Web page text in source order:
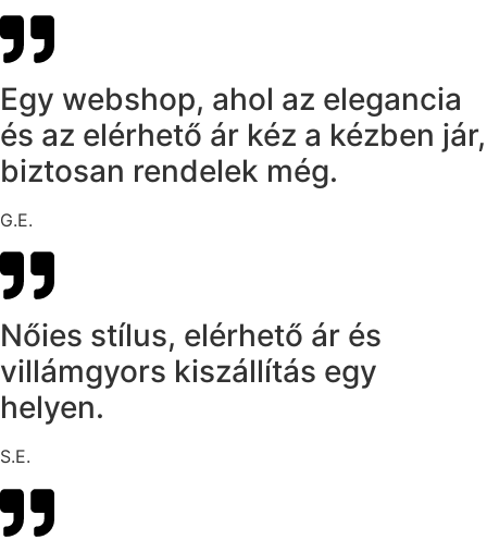
Egy webshop, ahol az elegancia
és az elérhető ár kéz a kézben jár,
biztosan rendelek még. ​
G.E.
Nőies stílus, elérhető ár és
villámgyors kiszállítás egy
helyen.
S.E.